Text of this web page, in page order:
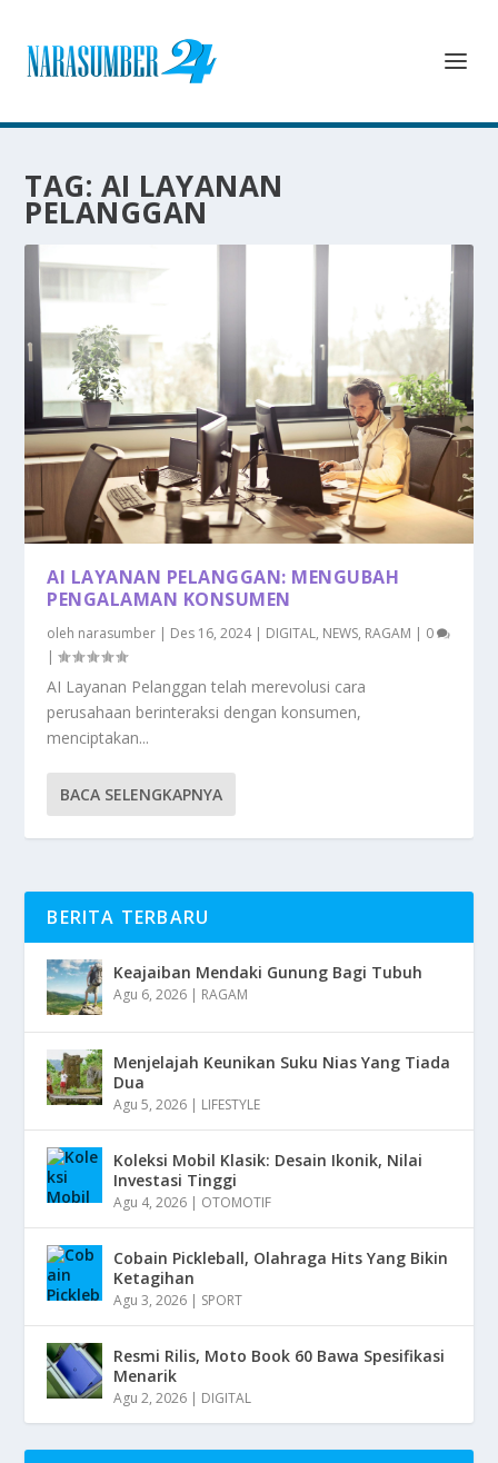
TAG: AI LAYANAN
PELANGGAN
AI LAYANAN PELANGGAN: MENGUBAH
PENGALAMAN KONSUMEN
oleh narasumber | Des 16, 2024| DIGITAL, NEWS, RAGAM | 0
|
AI Layanan Pelanggan telah merevolusi cara
perusahaan berinteraksi dengan konsumen,
menciptakan...
BACA SELENGKAPNYA
BERITA TERBARU
Keajaiban Mendaki Gunung Bagi Tubuh
Agu 6, 2026 | RAGAM
Menjelajah Keunikan Suku Nias Yang Tiada
Dua
Agu 5, 2026 | LIFESTYLE
Koleksi Mobil Klasik: Desain Ikonik, Nilai
Investasi Tinggi
Agu 4, 2026 | OTOMOTIF
Cobain Pickleball, Olahraga Hits Yang Bikin
Ketagihan
Agu 3, 2026 | SPORT
Resmi Rilis, Moto Book 60 Bawa Spesifikasi
Menarik
Agu 2, 2026 | DIGITAL